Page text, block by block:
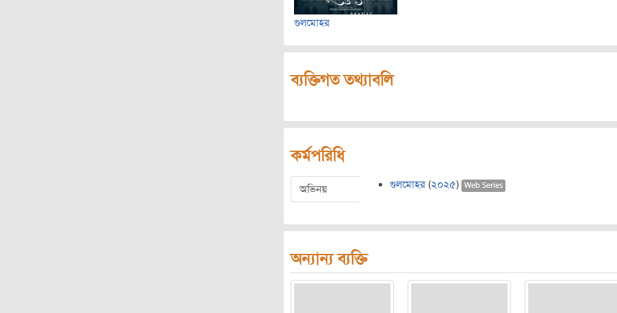
গুলমোহর
ব্যক্তিগত তথ্যাবলি
কর্মপরিধি
অভিনয় গুলমোহর (২০২৫) Web Series
অন্যান্য ব্যক্তি